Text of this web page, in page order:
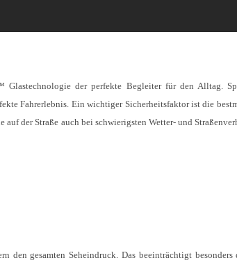
der perfekte Begleiter für den Alltag.
Fahrerlebnis. Ein wichtiger Sicherheitsfaktor ist die
der Straße auch bei schwierigsten Wetter- und
den gesamten Seheindruck. Das beeinträchtigt